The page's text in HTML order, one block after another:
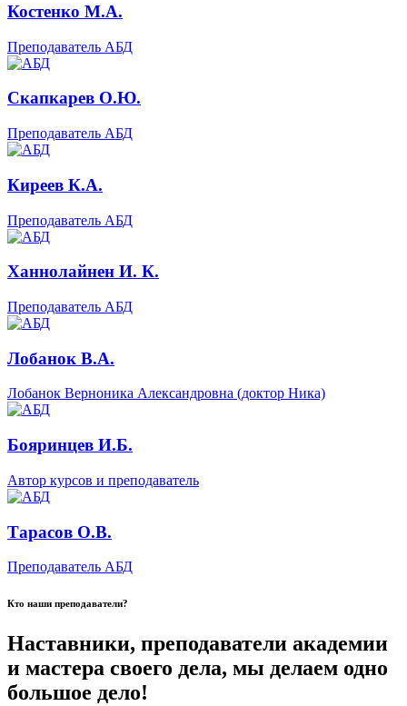
Костенко М.А.
Преподаватель АБД
Скапкарев О.Ю.
Преподаватель АБД
Киреев К.А.
Преподаватель АБД
Ханнолайнен И. К.
Преподаватель АБД
Лобанок В.А.
Лобанок Верноника Александровна (доктор Ника)
Бояринцев И.Б.
Автор курсов и преподаватель
Тарасов О.В.
Преподаватель АБД
Кто наши преподаватели?
Наставники, преподаватели академии
и мастера своего дела, мы делаем одно
большое дело!